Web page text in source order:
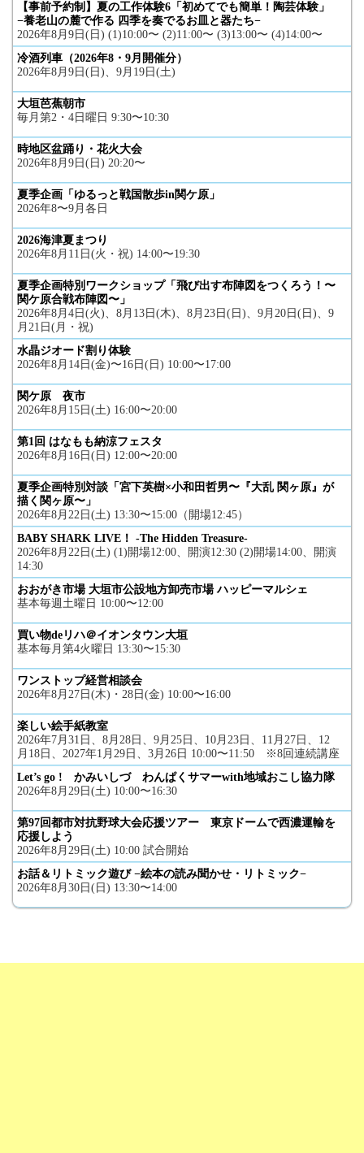
【事前予約制】夏の工作体験6「初めてでも簡単！陶芸体験」
−養老山の麓で作る 四季を奏でるお皿と器たち−
2026年8月9日(日) (1)10:00〜 (2)11:00〜 (3)13:00〜 (4)14:00〜
冷酒列車（2026年8・9月開催分）
2026年8月9日(日)、9月19日(土)
大垣芭蕉朝市
毎月第2・4日曜日 9:30〜10:30
時地区盆踊り・花火大会
2026年8月9日(日) 20:20〜
夏季企画「ゆるっと戦国散歩in関ケ原」
2026年8〜9月各日
2026海津夏まつり
2026年8月11日(火・祝) 14:00〜19:30
夏季企画特別ワークショップ「飛び出す布陣図をつくろう！〜
関ケ原合戦布陣図〜」
2026年8月4日(火)、8月13日(木)、8月23日(日)、9月20日(日)、9
月21日(月・祝)
水晶ジオード割り体験
2026年8月14日(金)〜16日(日) 10:00〜17:00
関ケ原 夜市
2026年8月15日(土) 16:00〜20:00
第1回 はなもも納涼フェスタ
2026年8月16日(日) 12:00〜20:00
夏季企画特別対談「宮下英樹×小和田哲男〜『大乱 関ヶ原』が
描く関ヶ原〜」
2026年8月22日(土) 13:30〜15:00（開場12:45）
BABY SHARK LIVE！ -The Hidden Treasure-
2026年8月22日(土) (1)開場12:00、開演12:30 (2)開場14:00、開演
14:30
おおがき市場 大垣市公設地方卸売市場 ハッピーマルシェ
基本毎週土曜日 10:00〜12:00
買い物deリハ＠イオンタウン大垣
基本毎月第4火曜日 13:30〜15:30
ワンストップ経営相談会
2026年8月27日(木)・28日(金) 10:00〜16:00
楽しい絵手紙教室
2026年7月31日、8月28日、9月25日、10月23日、11月27日、12
月18日、2027年1月29日、3月26日 10:00〜11:50 ※8回連続講座
Let’s go ! かみいしづ わんぱくサマーwith地域おこし協力隊
2026年8月29日(土) 10:00〜16:30
第97回都市対抗野球大会応援ツアー 東京ドームで西濃運輸を
応援しよう
2026年8月29日(土) 10:00 試合開始
お話＆リトミック遊び −絵本の読み聞かせ・リトミック−
2026年8月30日(日) 13:30〜14:00